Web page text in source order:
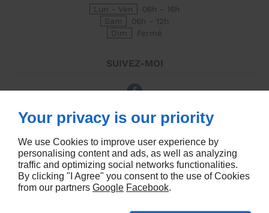
Lun - Ven
06h - 16h
Sam
06h - 12h
Dim
Fermé
À PROPOS
Accueil
Mentions légales
Plan du site
Contactez-moi
SUIVEZ-MOI
Your privacy is our priority
We use Cookies to improve user experience by
personalising content and ads, as well as analyzing
traffic and optimizing social networks functionalities.
By clicking "I Agree" you consent to the use of Cookies
from our partners Google Facebook.